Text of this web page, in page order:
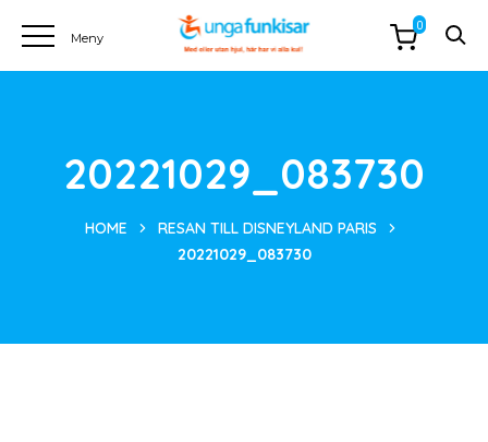
20221029_083730
HOME
RESAN TILL DISNEYLAND PARIS
20221029_083730
0